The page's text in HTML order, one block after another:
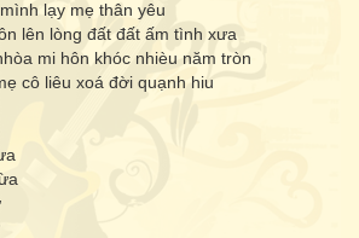
lạy mẹ thân yêu
lên lòng đất đất ấm tình xưa
mi hôn khóc nhièu năm tròn
cô liêu xoá đời quạnh hiu